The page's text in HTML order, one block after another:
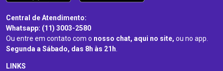
Central de Atendimento:
Whatsapp: (11) 3003-2580
Ou entre em contato com o nosso chat, aqui no site, ou no app.
Segunda a Sábado, das 8h às 21h.
LINKS